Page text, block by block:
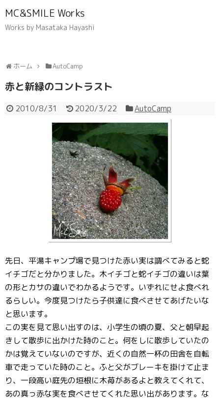
MC&SMILE Works
Works by Masataka Hayashi
ホーム AutoCamp
赤と新緑のコントラスト
2010/8/31 2020/3/22 AutoCamp
先日、平湯キャンプ場で見つけた赤い実は調べてみると蛇
イチゴだと分かりました。木イチゴと蛇イチゴの違いは葉
の形とカサの違いでわかるようです。いずれにせよ食べれ
るらしい。今度見つけたら子供達に食べさせてあげたいな
と思います。
この実を見て思い出すのは、小学生の頃の夏、父と朝早起
きして散歩に出かけた時のこと。何をしに散歩していたの
かは覚えていないのですが、近くの自然一杯の田舎を自転
車で走っていた時のこと。ふと父がブレーキを掛けて止ま
り、一段高い庭先の垣根に木苺があるよと教えてくれて、
あの真っ赤な実を食べさせてくれた思い出があります。な